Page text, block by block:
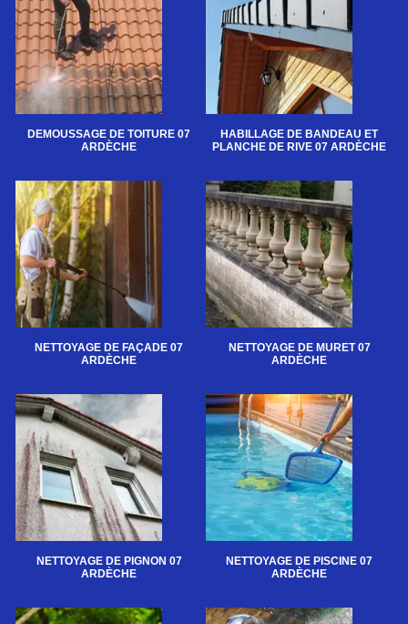
DEMOUSSAGE DE TOITURE 07
ARDÈCHE
HABILLAGE DE BANDEAU ET
PLANCHE DE RIVE 07 ARDÈCHE
NETTOYAGE DE FAÇADE 07
ARDÈCHE
NETTOYAGE DE MURET 07
ARDÈCHE
NETTOYAGE DE PIGNON 07
ARDÈCHE
NETTOYAGE DE PISCINE 07
ARDÈCHE